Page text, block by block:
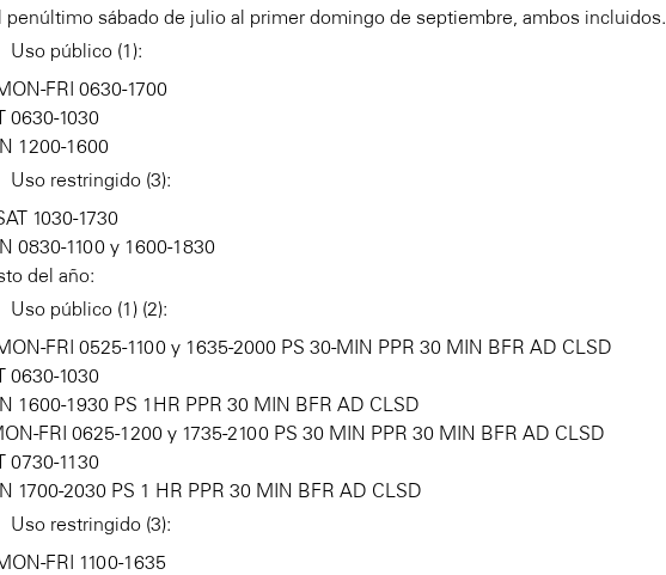
penúltimo sábado de julio al primer domingo de septiembre, ambos incluidos.
Uso público (1):
FRI 0630-1700
0630-1030
1200-1600
Uso restringido (3):
1030-1730
0830-1100 y 1600-1830
del año:
Uso público (1) (2):
FRI 0525-1100 y 1635-2000 PS 30-MIN PPR 30 MIN BFR AD CLSD
0630-1030
1600-1930 PS 1HR PPR 30 MIN BFR AD CLSD
FRI 0625-1200 y 1735-2100 PS 30 MIN PPR 30 MIN BFR AD CLSD
0730-1130
1700-2030 PS 1 HR PPR 30 MIN BFR AD CLSD
Uso restringido (3):
FRI 1100-1635